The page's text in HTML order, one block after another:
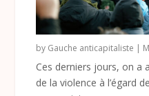
by Gauche anticapitaliste |
Ces derniers jours, on a
de la violence à l’égard